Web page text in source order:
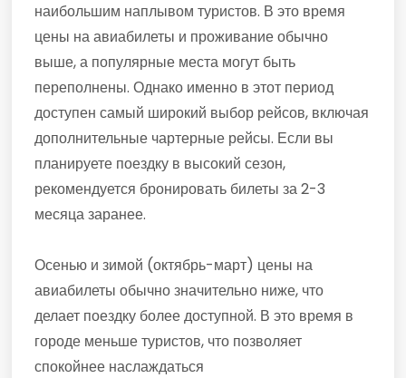
наибольшим наплывом туристов. В это время
цены на авиабилеты и проживание обычно
выше, а популярные места могут быть
переполнены. Однако именно в этот период
доступен самый широкий выбор рейсов, включая
дополнительные чартерные рейсы. Если вы
планируете поездку в высокий сезон,
рекомендуется бронировать билеты за 2-3
месяца заранее.
Осенью и зимой (октябрь-март) цены на
авиабилеты обычно значительно ниже, что
делает поездку более доступной. В это время в
городе меньше туристов, что позволяет
спокойнее наслаждаться